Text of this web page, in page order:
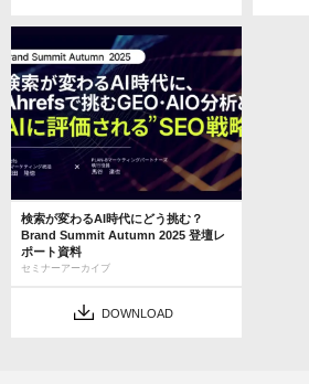
検索が変わるAI時代にどう挑む？
Brand Summit Autumn 2025 登壇レ
ポート資料
セミナーアーカイブ
DOWNLOAD